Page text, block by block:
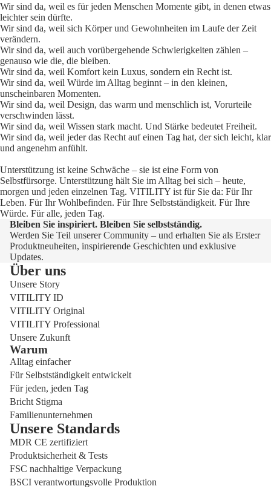
Wir sind da, weil es für jeden Menschen Momente gibt, in denen etwas
leichter sein dürfte.
Wir sind da, weil sich Körper und Gewohnheiten im Laufe der Zeit
verändern.
Wir sind da, weil auch vorübergehende Schwierigkeiten zählen –
genauso wie die, die bleiben.
Wir sind da, weil Komfort kein Luxus, sondern ein Recht ist.
Wir sind da, weil Würde im Alltag beginnt – in den kleinen,
unscheinbaren Momenten.
Wir sind da, weil Design, das warm und menschlich ist, Vorurteile
verschwinden lässt.
Wir sind da, weil Wissen stark macht. Und Stärke bedeutet Freiheit.
Wir sind da, weil jeder das Recht auf einen Tag hat, der sich leicht, klar
und angenehm anfühlt.
Unterstützung ist keine Schwäche – sie ist eine Form von
Selbstfürsorge. Unterstützung hält Sie im Alltag bei sich – heute,
morgen und jeden einzelnen Tag. VITILITY ist für Sie da: Für Ihr
Leben. Für Ihr Wohlbefinden. Für Ihre Selbstständigkeit. Für Ihre
Würde. Für alle, jeden Tag.
Bleiben Sie inspiriert. Bleiben Sie selbstständig.
Werden Sie Teil unserer Community – und erhalten Sie als Erste:r
Produktneuheiten, inspirierende Geschichten und exklusive
Updates.
Über uns
Unsere Story
VITILITY ID
VITILITY Original
VITILITY Professional
Unsere Zukunft
Warum
Alltag einfacher
Für Selbstständigkeit entwickelt
Für jeden, jeden Tag
Bricht Stigma
Familienunternehmen
Unsere Standards
MDR CE zertifiziert
Produktsicherheit & Tests
FSC nachhaltige Verpackung
BSCI verantwortungsvolle Produktion